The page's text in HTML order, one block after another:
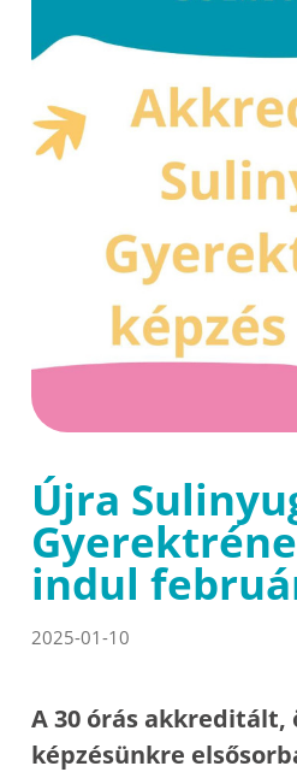
Újra
indul
2025-01-10
A 30 órás akkreditált,
képzésünkre